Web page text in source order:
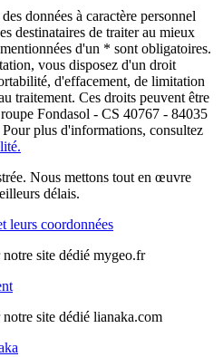
données à caractère personnel
destinataires de traiter au mieux
d'un * sont obligatoires.
vous disposez d'un droit
d'effacement, de limitation
traitement. Ces droits peuvent être
Fondasol - CS 40767 - 84035
plus d'informations, consultez
Nous mettons tout en œuvre
délais.
leurs coordonnées
site dédié mygeo.fr
site dédié lianaka.com